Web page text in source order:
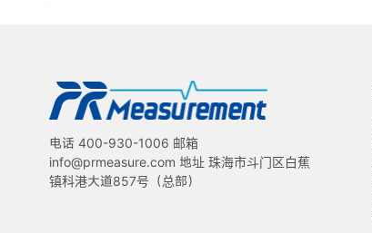
电话 400-930-1006 邮箱
info@prmeasure.com 地址 珠海市斗门区白蕉
镇科港大道857号（总部）